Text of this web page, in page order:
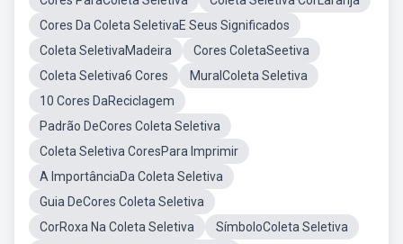
Cores Da Coleta SeletivaE Seus Significados
Coleta SeletivaMadeira
Cores ColetaSeetiva
Coleta Seletiva6 Cores
MuralColeta Seletiva
10 Cores DaReciclagem
Padrão DeCores Coleta Seletiva
Coleta Seletiva CoresPara Imprimir
A ImportânciaDa Coleta Seletiva
Guia DeCores Coleta Seletiva
CorRoxa Na Coleta Seletiva
SímboloColeta Seletiva